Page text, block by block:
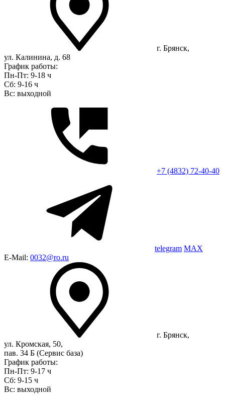
г. Брянск,
ул. Калинина, д. 68
График работы:
Пн-Пт: 9-18 ч
Сб: 9-16 ч
Вс: выходной
+7 (4832) 72-40-40
telegram MAX
E-Mail: 0032@ro.ru
г. Брянск,
ул. Кромская, 50,
пав. 34 Б (Сервис база)
График работы:
Пн-Пт: 9-17 ч
Сб: 9-15 ч
Вс: выходной